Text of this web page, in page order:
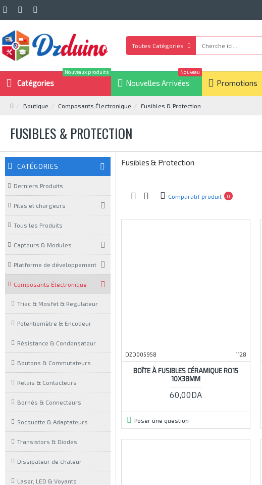
Toutes Catégories
Catégories
Nouveaux produits
Nouvelles Arrivées
Nouveau
Promotions
Boutique Composants Électronique Fusibles & Protection
FUSIBLES & PROTECTION
CATÉGORIES
Derniers Produits
Piles et chargeurs
Tous les Produits
Capteurs & Modules
Platforme de développement
Composants Électronique
Triac & Mosfet & Regulateur
Potentiomètre & Encodeur
Résistance & Condensateur
Boutons & Commutateurs
Relais & Contacteurs
Bornés & Connecteurs
Socquette & Adaptateurs
Transistors & Diodes
Dissipateur de chaleur
Laser, LED & Voyants
Fusibles & Protection
Comparatif produit 0
DZD005958 1128
BOÎTE À FUSIBLES CÉRAMIQUE RO15
10X38MM
60,00DA
Poser une question